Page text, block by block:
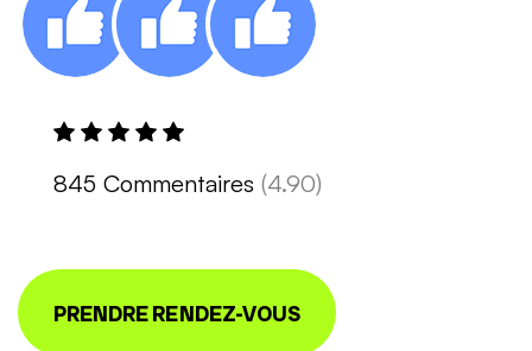
845 Commentaires (4.90)
PRENDRE RENDEZ-VOUS